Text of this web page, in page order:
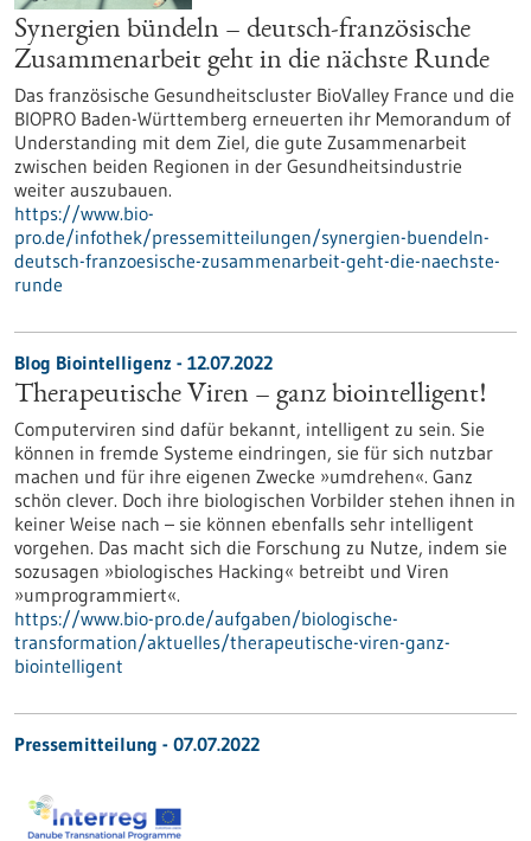
Synergien bündeln – deutsch-französische
Zusammenarbeit geht in die nächste Runde
Das französische Gesundheitscluster BioValley France und die
BIOPRO Baden-Württemberg erneuerten ihr Memorandum of
Understanding mit dem Ziel, die gute Zusammenarbeit
zwischen beiden Regionen in der Gesundheitsindustrie
weiter auszubauen.
https://www.bio-
pro.de/infothek/pressemitteilungen/synergien-buendeln-
deutsch-franzoesische-zusammenarbeit-geht-die-naechste-
runde
Blog Biointelligenz - 12.07.2022
Therapeutische Viren – ganz biointelligent!
Computerviren sind dafür bekannt, intelligent zu sein. Sie
können in fremde Systeme eindringen, sie für sich nutzbar
machen und für ihre eigenen Zwecke »umdrehen«. Ganz
schön clever. Doch ihre biologischen Vorbilder stehen ihnen in
keiner Weise nach – sie können ebenfalls sehr intelligent
vorgehen. Das macht sich die Forschung zu Nutze, indem sie
sozusagen »biologisches Hacking« betreibt und Viren
»umprogrammiert«.
https://www.bio-pro.de/aufgaben/biologische-
transformation/aktuelles/therapeutische-viren-ganz-
biointelligent
Pressemitteilung - 07.07.2022